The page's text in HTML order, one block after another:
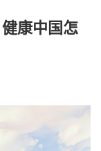
康中国怎